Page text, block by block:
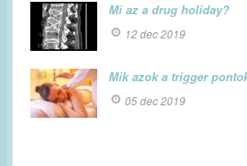
Mi az a drug holiday?
12 dec 2019
Mik azok a trigger
05 dec 2019